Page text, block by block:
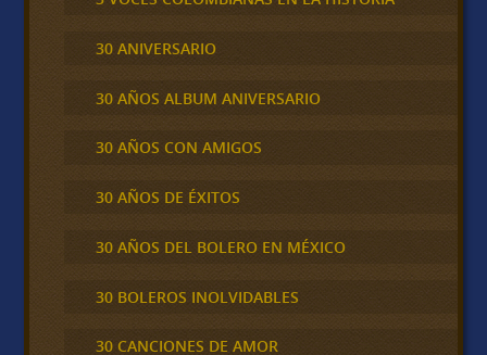
30 ANIVERSARIO
30 AÑOS ALBUM ANIVERSARIO
30 AÑOS CON AMIGOS
30 AÑOS DE ÉXITOS
30 AÑOS DEL BOLERO EN MÉXICO
30 BOLEROS INOLVIDABLES
30 CANCIONES DE AMOR